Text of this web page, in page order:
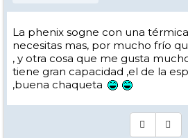
La phenix sogne con una
necesitas mas, por mucho frío
, y otra cosa que me gusta
tiene gran capacidad ,el de la
,buena chaqueta